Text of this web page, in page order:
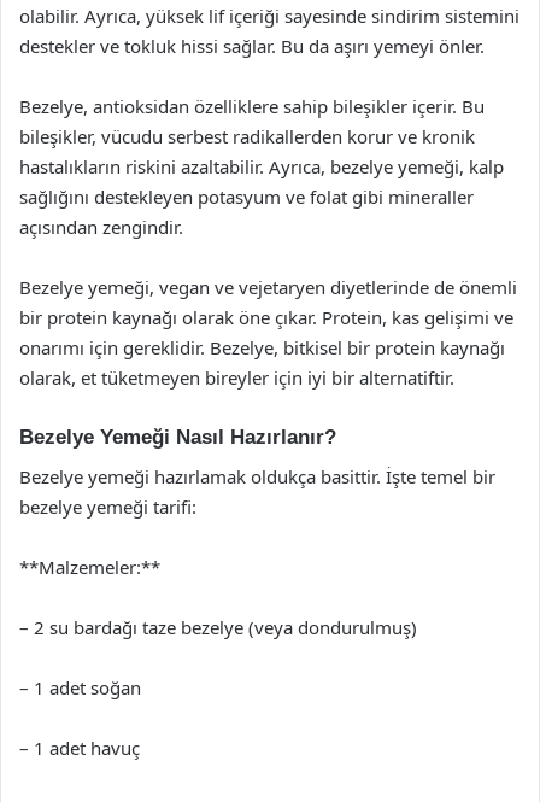
olabilir. Ayrıca, yüksek lif içeriği sayesinde sindirim sistemini
destekler ve tokluk hissi sağlar. Bu da aşırı yemeyi önler.
Bezelye, antioksidan özelliklere sahip bileşikler içerir. Bu
bileşikler, vücudu serbest radikallerden korur ve kronik
hastalıkların riskini azaltabilir. Ayrıca, bezelye yemeği, kalp
sağlığını destekleyen potasyum ve folat gibi mineraller
açısından zengindir.
Bezelye yemeği, vegan ve vejetaryen diyetlerinde de önemli
bir protein kaynağı olarak öne çıkar. Protein, kas gelişimi ve
onarımı için gereklidir. Bezelye, bitkisel bir protein kaynağı
olarak, et tüketmeyen bireyler için iyi bir alternatiftir.
Bezelye Yemeği Nasıl Hazırlanır?
Bezelye yemeği hazırlamak oldukça basittir. İşte temel bir
bezelye yemeği tarifi:
**Malzemeler:**
– 2 su bardağı taze bezelye (veya dondurulmuş)
– 1 adet soğan
– 1 adet havuç